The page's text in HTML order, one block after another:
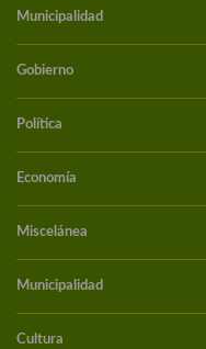
Municipalidad
Gobierno
Política
Economía
Miscelánea
Municipalidad
Cultura